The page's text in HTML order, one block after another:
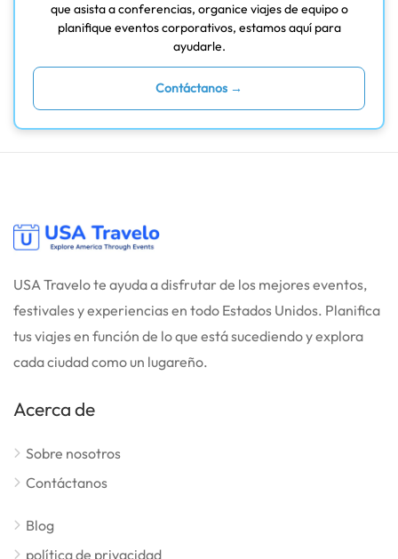
que asista a conferencias, organice viajes de equipo o
planifique eventos corporativos, estamos aquí para
ayudarle.
Contáctanos →
USA Travelo te ayuda a disfrutar de los mejores eventos,
festivales y experiencias en todo Estados Unidos. Planifica
tus viajes en función de lo que está sucediendo y explora
cada ciudad como un lugareño.
Acerca de
Sobre nosotros
Contáctanos
Blog
política de privacidad